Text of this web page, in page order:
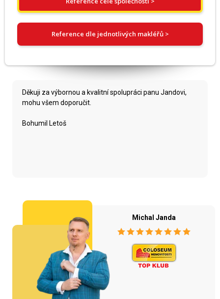
Reference dle jednotlivých makléřů >
Děkuji za výbornou a kvalitní spolupráci panu Jandovi,
mohu všem doporučit.
Bohumil Letoš
Michal Janda